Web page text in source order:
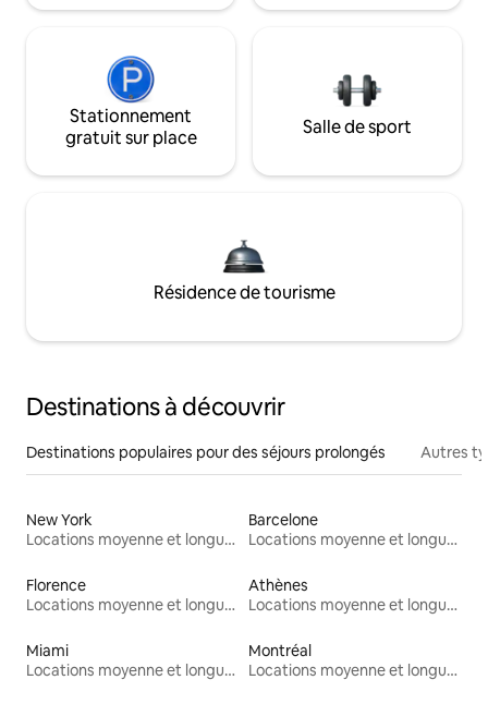
Stationnement
gratuit sur place
Salle de sport
Résidence de tourisme
Destinations à découvrir
Destinations populaires pour des séjours prolongés Autres
New York
Locations moyenne et longue durée
Barcelone
Locations moyenne et longue durée
Florence
Locations moyenne et longue durée
Athènes
Locations moyenne et longue durée
Miami
Locations moyenne et longue durée
Montréal
Locations moyenne et longue durée